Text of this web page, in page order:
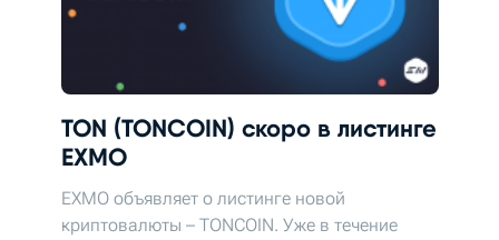
TON (TONCOIN) скоро в листинге
EXMO
EXMO объявляет о листинге новой
криптовалюты – TONCOIN. Уже в течение